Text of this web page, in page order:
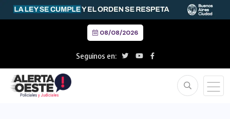
08/08/2026
Seguinos en: